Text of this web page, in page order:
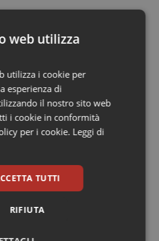
& Testa Collo
interessarti in
dei farmaci. Dal Ministero
per il Data Matrix. Entro l’8
2027 l’adeguamento dei
web utilizza
utilizza i cookie per
esperienza di
il nostro sito web
i cookie in conformità
per i cookie. Leggi di
TUTTI
RIFIUTA